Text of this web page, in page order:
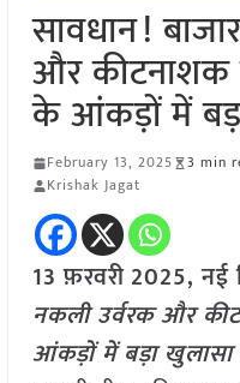
सावधान!
और कीटनाशक
के आंकड़ों में
February 13, 2025 3 min
Krishak Jagat
13 फ़रवरी2025, नई
नकली उर्वरक और
आंकड़ों में बड़ा